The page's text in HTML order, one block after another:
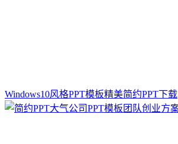
Windows10风格PPT模板精美简约PPT下载